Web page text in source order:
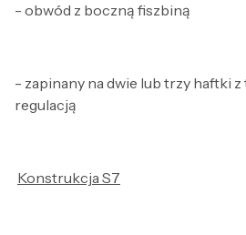
- obwód z boczną fiszbiną
- zapinany na dwie lub trzy haftki
regulacją
Konstrukcja S7